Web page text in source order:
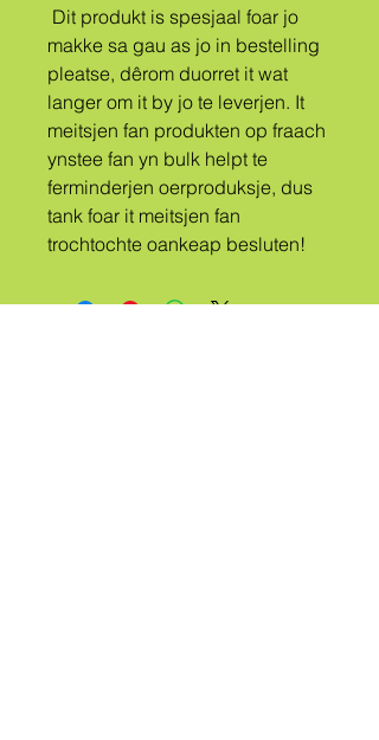
makke sa gau as jo in bestelling
pleatse, dêrom duorret it wat
langer om it by jo te leverjen. It
meitsjen fan produkten op fraach
ynstee fan yn bulk helpt te
ferminderjen oerproduksje, dus
tank foar it meitsjen fan
trochtochte oankeap besluten!